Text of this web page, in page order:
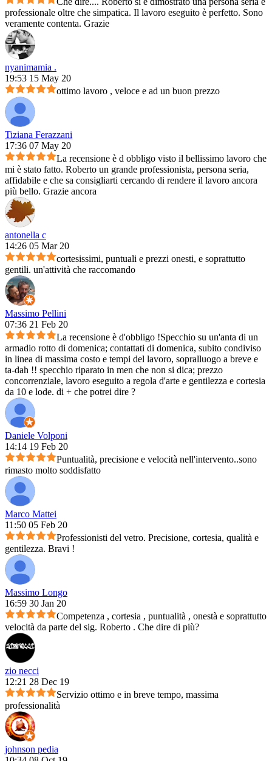
professionale oltre che simpatica. Il lavoro eseguito è perfetto. Sono
veramente contenta. Grazie
nyanimamia .
19:53 15 May 20
ottimo lavoro , veloce e ad un buon prezzo
Tiziana Ferazzani
17:36 07 May 20
La recensione è d obbligo visto il bellissimo lavoro che
mi è stato fatto. Roberto un grande professionista, persona seria,
affidabile e che sa consigliarti cercando di rendere il lavoro ancora
più bello. Grazie ancora
antonella c
14:26 05 Mar 20
cortesissimi, puntuali e prezzi onesti, e soprattutto
gentili. un'attività che raccomando
Massimo Pellini
07:36 21 Feb 20
La recensione è d'obbligo !Specchio su un'anta di un
armadio rotto di domenica; contattati di domenica, subito condiviso
in linea di massima costo e tempi del lavoro, sopralluogo a breve e
ta-dah !! specchio riparato in men che non si dica; prezzo
concorrenziale, lavoro eseguito a regola d'arte e gentilezza e cortesia
da 10 e lode. di + che potrei dire ?
Daniele Volponi
14:14 19 Feb 20
Puntualità, precisione e velocità nell'intervento..sono
rimasto molto soddisfatto
Marco Mattei
11:50 05 Feb 20
Professionisti del vetro. Precisione, cortesia, qualità e
gentilezza. Bravi !
Massimo Longo
16:59 30 Jan 20
Competenza , cortesia , puntualità , onestà e soprattutto
velocità da parte del sig. Roberto . Che dire di più?
zio necci
12:21 28 Dec 19
Servizio ottimo e in breve tempo, massima
professionalità
johnson pedia